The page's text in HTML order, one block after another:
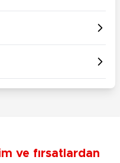
ve fırsatlardan